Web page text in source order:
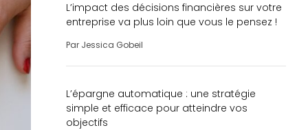
L’impact des décisions financières sur votre
entreprise va plus loin que vous le pensez !
Par Jessica Gobeil
L’épargne automatique : une stratégie
simple et efficace pour atteindre vos
objectifs